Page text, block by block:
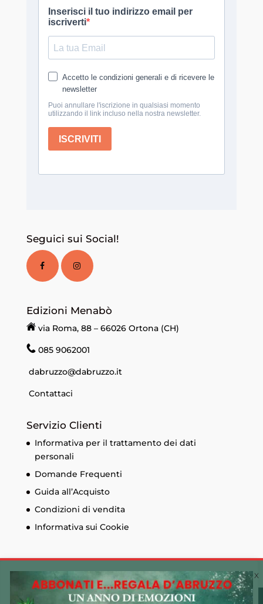
Cookie Policy 🍪
Utilizziamo i cookie sul nostro sito Web per offrirti
Seguici sui Social!
Edizioni Menabò
via Roma, 88 – 66026 Ortona (CH)
085 9062001
dabruzzo@dabruzzo.it
Contattaci
Servizio Clienti
Informativa per il trattamento dei dati
personali
Domande Frequenti
Guida all’Acquisto
Condizioni di vendita
Informativa sui Cookie